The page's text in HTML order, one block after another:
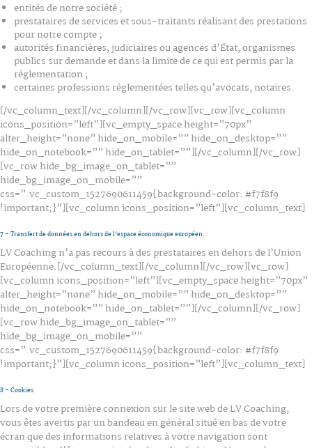
entités de notre société ;
prestataires de services et sous-traitants réalisant des prestations
pour notre compte ;
autorités financières, judiciaires ou agences d’État, organismes
publics sur demande et dans la limite de ce qui est permis par la
réglementation ;
certaines professions réglementées telles qu’avocats, notaires.
[/vc_column_text][/vc_column][/vc_row][vc_row][vc_column
icons_position=”left”][vc_empty_space height=”70px”
alter_height=”none” hide_on_mobile=”” hide_on_desktop=””
hide_on_notebook=”” hide_on_tablet=””][/vc_column][/vc_row]
[vc_row hide_bg_image_on_tablet=””
hide_bg_image_on_mobile=””
css=”.vc_custom_1527690611459{background-color: #f7f8f9
!important;}”][vc_column icons_position=”left”][vc_column_text]
7 – Transfert de données en dehors de l’espace économique européen.
LV Coaching n’a pas recours à des prestataires en dehors de l’Union
Européenne.[/vc_column_text][/vc_column][/vc_row][vc_row]
[vc_column icons_position=”left”][vc_empty_space height=”70px”
alter_height=”none” hide_on_mobile=”” hide_on_desktop=””
hide_on_notebook=”” hide_on_tablet=””][/vc_column][/vc_row]
[vc_row hide_bg_image_on_tablet=””
hide_bg_image_on_mobile=””
css=”.vc_custom_1527690611459{background-color: #f7f8f9
!important;}”][vc_column icons_position=”left”][vc_column_text]
8 – Cookies
Lors de votre première connexion sur le site web de LV Coaching,
vous êtes avertis par un bandeau en général situé en bas de votre
écran que des informations relatives à votre navigation sont